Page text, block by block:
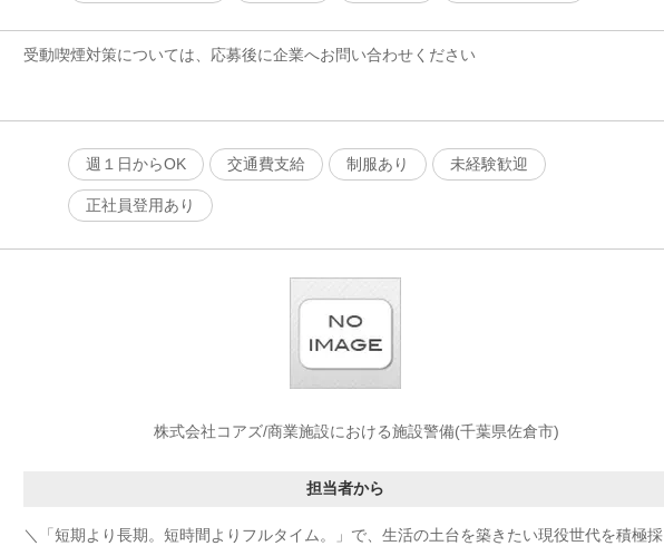
受動喫煙対策については、応募後に企業へお問い合わせください
週１日からOK
交通費支給 制服あり 未経験歓迎
正社員登用あり
株式会社コアズ/商業施設における施設警備(千葉県佐倉市)
担当者から
＼「短期より長期。短時間よりフルタイム。」で、生活の土台を築きたい現役世代を積極採